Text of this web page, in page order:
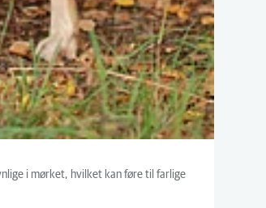
i mørket, hvilket kan føre til farlige